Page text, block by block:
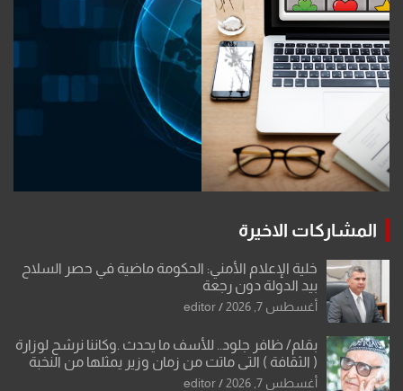
المشاركات الاخيرة
خلية الإعلام الأمني: الحكومة ماضية في حصر السلاح
بيد الدولة دون رجعة
أغسطس 7, 2026 editor
بقلم/ ظافر جلود.. للأسف ما يحدث .وكاننا نرشح لوزارة
( الثقافة ) التي ماتت من زمان وزير يمثلها من النخبة
والإرث العظيم للثقافة العراقية..
أغسطس 7, 2026 editor